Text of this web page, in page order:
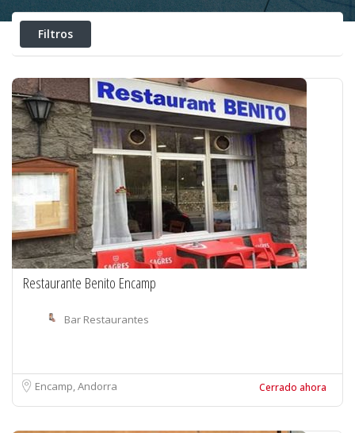
Filtros
Restaurante Benito Encamp
Bar Restaurantes
Encamp, Andorra Cerrado ahora